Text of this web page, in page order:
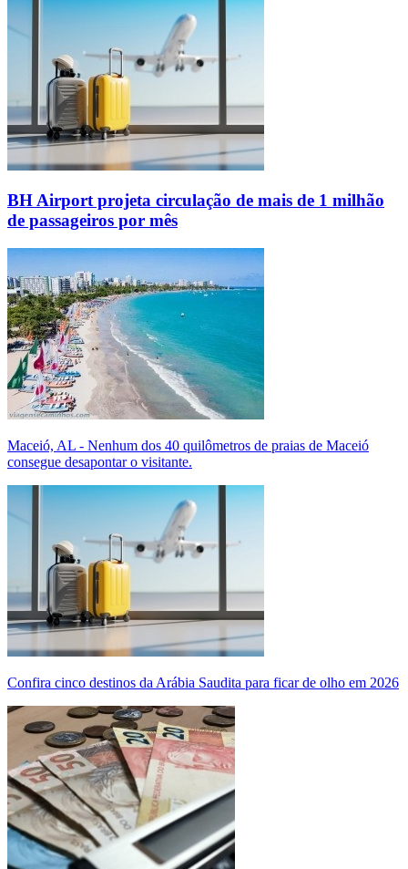
BH Airport projeta circulação de mais de 1 milhão
de passageiros por mês
Maceió, AL - Nenhum dos 40 quilômetros de praias de Maceió
consegue desapontar o visitante.
Confira cinco destinos da Arábia Saudita para ficar de olho em 2026